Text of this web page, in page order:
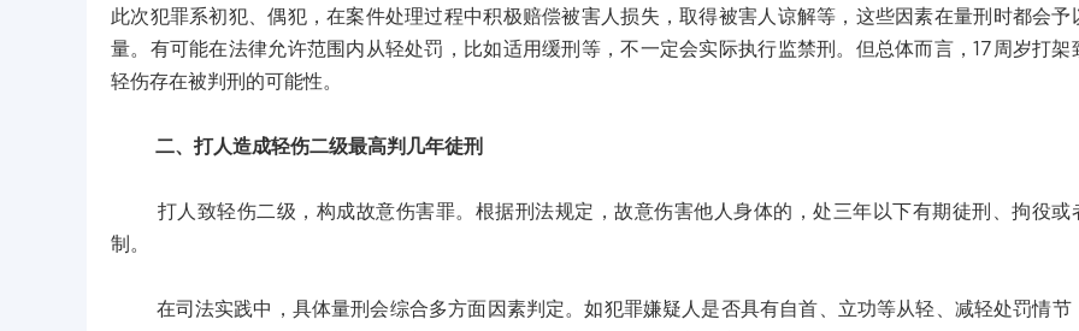
此次犯罪系初犯、偶犯，在案件处理过程中积极赔偿被害人损失，取得被害人谅解等，这些因素在量刑时都会予
量。有可能在法律允许范围内从轻处罚，比如适用缓刑等，不一定会实际执行监禁刑。但总体而言，17周岁打架
轻伤存在被判刑的可能性。
二、打人造成轻伤二级最高判几年徒刑
打人致轻伤二级，构成故意伤害罪。根据刑法规定，故意伤害他人身体的，处三年以下有期徒刑、拘役或
制。
在司法实践中，具体量刑会综合多方面因素判定。如犯罪嫌疑人是否具有自首、立功等从轻、减轻处罚情节